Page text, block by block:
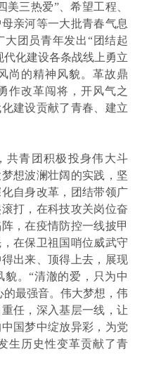
美三热爱”、希望工程、
亲河等一大批青春气息
团员青年发出“团结起
化建设各条战线上勇立
尚的精神风貌。革故鼎
作改革闯将，开风气之
建设贡献了青春、建立
共青团积极投身伟大斗
想波澜壮阔的实践，坚
自身改革，团结带领广
打，在科技攻关岗位奋
，在疫情防控一线披甲
在保卫祖国哨位威武守
出来、顶得上去，展现
貌。“清澈的爱，只为中
的最强音。伟大梦想，伟
任，深入基层一线，让
国梦中绽放异彩，为党
生历史性变革贡献了青